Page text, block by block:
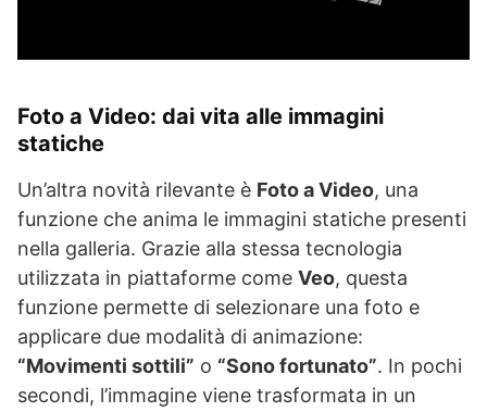
Foto a Video: dai vita alle immagini
statiche
Un’altra novità rilevante è Foto a Video, una
funzione che anima le immagini statiche presenti
nella galleria. Grazie alla stessa tecnologia
utilizzata in piattaforme come Veo, questa
funzione permette di selezionare una foto e
applicare due modalità di animazione:
“Movimenti sottili” o “Sono fortunato”. In pochi
secondi, l’immagine viene trasformata in un